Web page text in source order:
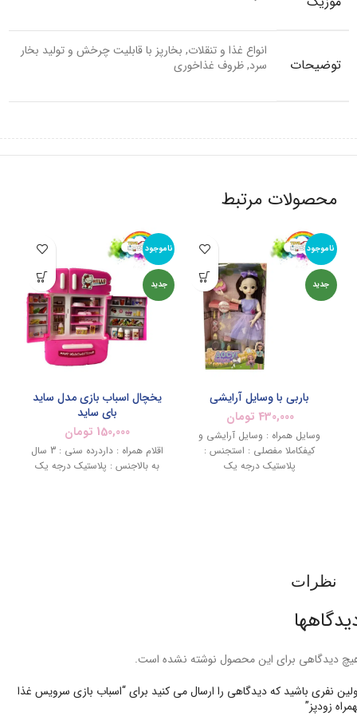
توضیحات
انواع غذا و تنقلات, بخارپز با قابلیت چرخش و تولید بخار
سرد, ظروف غذاخوری
محصولات مرتبط
ناموجود
جدید
باربی با وسایل آرایشی
430,000 تومان
وسایل همراه : وسایل آرایشی و
کیفکاملا مفصلی : استجنس :
پلاستیک درجه یک
ناموجود
جدید
یخچال اسباب بازی مدل ساید
بای ساید
150,000 تومان
اقلام همراه : داردرده سنی : 3 سال
به بالاجنس : پلاستیک درجه یک
نظرات
دیدگاهی برای این محصول نوشته نشده است.
نفری باشید که دیدگاهی را ارسال می کنید برای “اسباب بازی سرویس غذا
زودپز”